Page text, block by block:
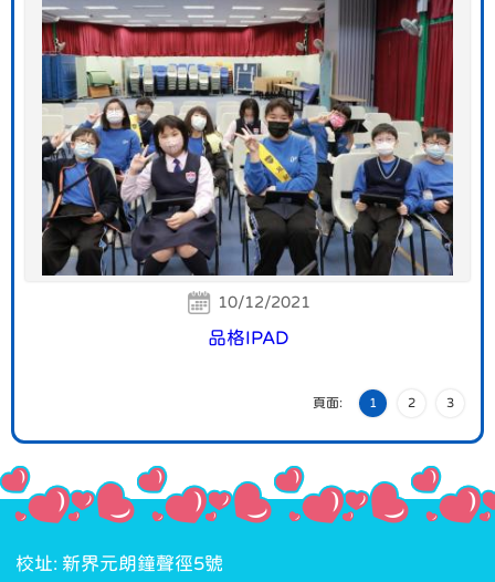
10/12/2021
品格IPAD
頁面: 1 2 3
校址: 新界元朗鐘聲徑5號